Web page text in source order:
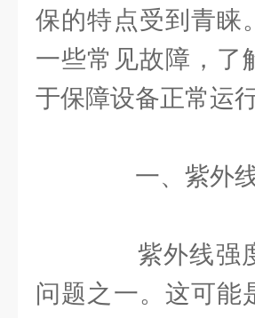
保的特点受到青睐
一些常见故障，了
于保障设备正常运
一、紫外线
紫外线强度
问题之一。这可能